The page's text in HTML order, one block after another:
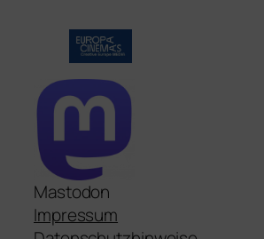
Mastodon
Impressum